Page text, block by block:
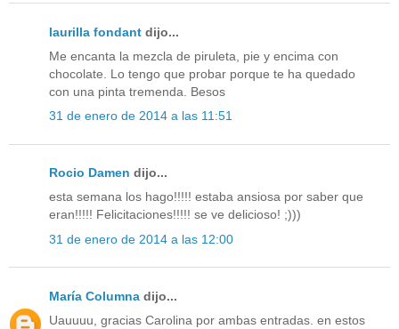
laurilla fondant dijo...
Me encanta la mezcla de piruleta, pie y encima con
chocolate. Lo tengo que probar porque te ha quedado
con una pinta tremenda. Besos
31 de enero de 2014 a las 11:51
Rocio Damen dijo...
esta semana los hago!!!!! estaba ansiosa por saber que
eran!!!!! Felicitaciones!!!!! se ve delicioso! ;)))
31 de enero de 2014 a las 12:00
María Columna dijo...
Uauuuu, gracias Carolina por ambas entradas. en estos